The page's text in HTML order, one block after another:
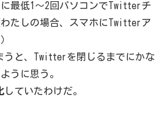
最低1～2回パソコンでTwitterチ
たしの場合、スマホにTwitterア
と、Twitterを閉じるまでにかな
うに思う。
していたわけだ。